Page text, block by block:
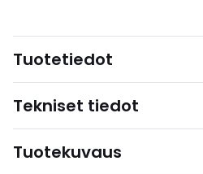
Tuotetiedot
Tekniset tiedot
Tuotekuvaus